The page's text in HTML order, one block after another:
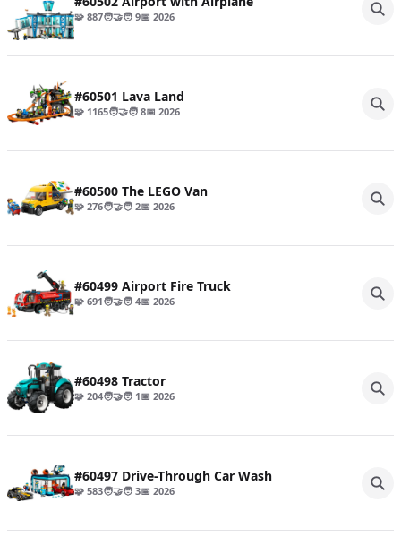
🧩 887🧑‍🤝‍🧑 9📅 2026
#60501 Lava Land
🧩 1165🧑‍🤝‍🧑 8📅 2026
#60500 The LEGO Van
🧩 276🧑‍🤝‍🧑 2📅 2026
#60499 Airport Fire Truck
🧩 691🧑‍🤝‍🧑 4📅 2026
#60498 Tractor
🧩 204🧑‍🤝‍🧑 1📅 2026
#60497 Drive-Through Car Wash
🧩 583🧑‍🤝‍🧑 3📅 2026